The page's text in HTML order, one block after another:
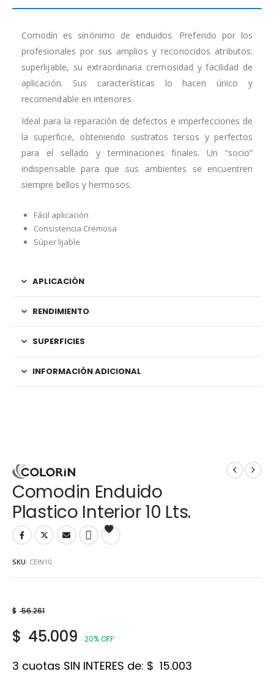
Comodín es sinónimo de enduidos. Preferido por los
profesionales por sus amplios y reconocidos atributos:
superlijable, su extraordinaria cremosidad y facilidad de
aplicación. Sus características lo hacen único y
recomendable en interiores.
Ideal para la reparación de defectos e imperfecciones de
la superficie, obteniendo sustratos tersos y perfectos
para el sellado y terminaciones finales. Un “socio”
indispensable para que sus ambientes se encuentren
siempre bellos y hermosos.
Fácil aplicación
Consistencia Cremosa
Súper lijable
APLICACIÓN
RENDIMIENTO
SUPERFICIES
INFORMACIÓN ADICIONAL
Comodin Enduido
Plastico Interior 10 Lts.
SKU: CEIN10
$ 56.261
$ 45.009 20% OFF
3 cuotas SIN INTERES de: $ 15.003